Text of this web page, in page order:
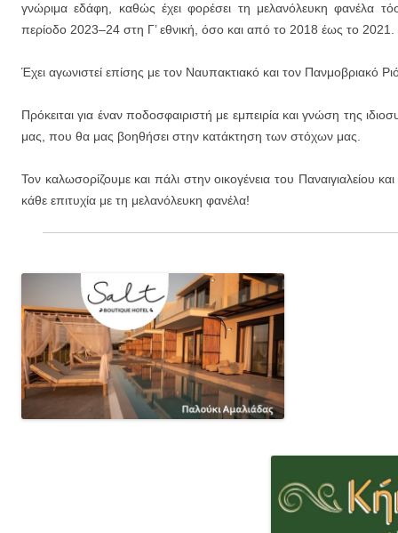
γνώριμα εδάφη, καθώς έχει φορέσει τη μελανόλευκη φανέλα
περίοδο 2023–24 στη Γ’ εθνική, όσο και από το 2018 έως το 2021.
Έχει αγωνιστεί επίσης με τον Ναυπακτιακό και τον Πανμοβριακό
Πρόκειται για έναν ποδοσφαιριστή με εμπειρία και γνώση της
μας, που θα μας βοηθήσει στην κατάκτηση των στόχων μας.
Τον καλωσορίζουμε και πάλι στην οικογένεια του Παναιγιαλείου
κάθε επιτυχία με τη μελανόλευκη φανέλα!